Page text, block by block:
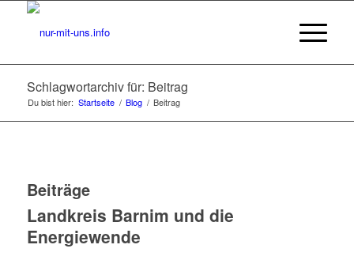
Schlagwortarchiv für: Beitrag
Du bist hier: Startseite / Blog / Beitrag
Beiträge
Landkreis Barnim und die
Energiewende